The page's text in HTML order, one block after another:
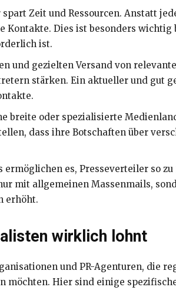
Zeit und Ressourcen. Anstatt
Kontakte. Dies ist besonders
ist.
und gezielten Versand von
stärken. Ein aktueller und gut
breite oder spezialisierte
dass ihre Botschaften über
ermöglichen es, Presseverteiler so
mit allgemeinen Massenmails,
erhöht.
wirklich lohnt
und PR-Agenturen, die
Hier sind einige